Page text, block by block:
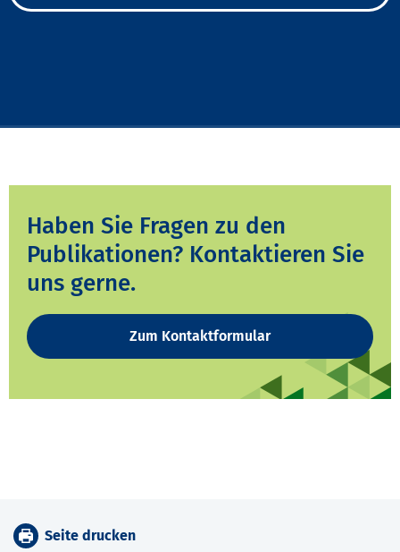
Haben Sie Fragen zu den
Publikationen? Kontaktieren Sie
uns gerne.
Zum Kontaktformular
Seite drucken